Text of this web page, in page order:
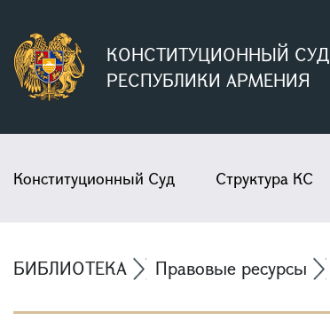
КОНСТИТУЦИОННЫЙ СУД
РЕСПУБЛИКИ АРМЕНИЯ
Конституционный Суд Структура КС
БИБЛИОТЕКА Правовые ресурсы